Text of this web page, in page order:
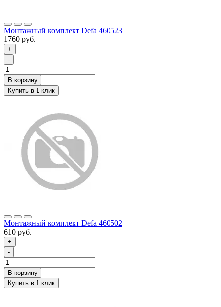
Монтажный комплект Defa 460523
1760 руб.
+
-
Монтажный комплект Defa 460502
610 руб.
+
-